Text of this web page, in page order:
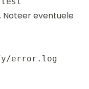
Noteer eventuele